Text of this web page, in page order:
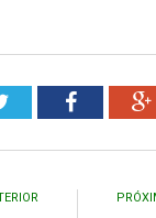
Twitter